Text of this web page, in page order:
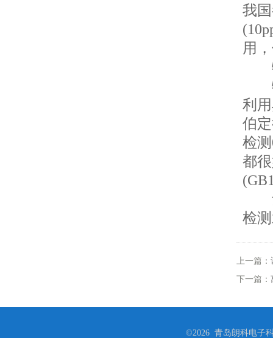
我
用
物
利
伯
检
都
紫
检
上一篇：
下一篇：
©2026 青岛朗科电子